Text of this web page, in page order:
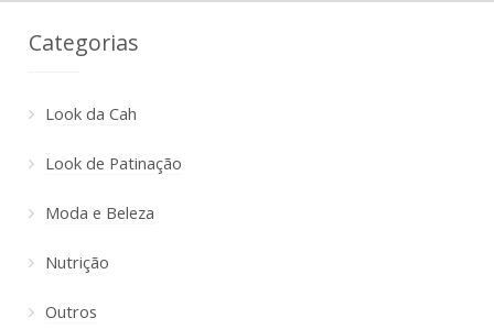
Categorias
Look da Cah
Look de Patinação
Moda e Beleza
Nutrição
Outros